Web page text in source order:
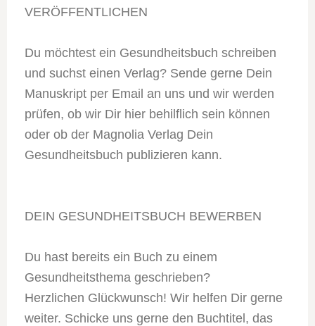
VERÖFFENTLICHEN
Du möchtest ein Gesundheitsbuch schreiben
und suchst einen Verlag? Sende gerne Dein
Manuskript per Email an uns und wir werden
prüfen, ob wir Dir hier behilflich sein können
oder ob der Magnolia Verlag Dein
Gesundheitsbuch publizieren kann.
DEIN GESUNDHEITSBUCH BEWERBEN
Du hast bereits ein Buch zu einem
Gesundheitsthema geschrieben?
Herzlichen Glückwunsch! Wir helfen Dir gerne
weiter. Schicke uns gerne den Buchtitel, das